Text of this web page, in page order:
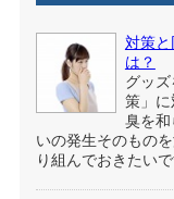
対策と
は？
グッ
策」
臭を
いの発生そのもの
り組んでおきたいで